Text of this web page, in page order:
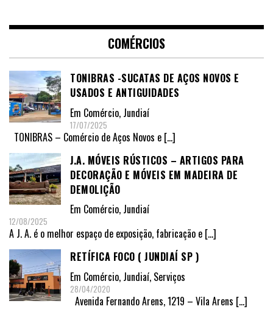
COMÉRCIOS
TONIBRAS -SUCATAS DE AÇOS NOVOS E
USADOS E ANTIGUIDADES
Em Comércio, Jundiaí
17/07/2025
TONIBRAS – Comércio de Aços Novos e […]
J.A. MÓVEIS RÚSTICOS – ARTIGOS PARA
DECORAÇÃO E MÓVEIS EM MADEIRA DE
DEMOLIÇÃO
Em Comércio, Jundiaí
12/08/2025
A J. A. é o melhor espaço de exposição, fabricação e […]
RETÍFICA FOCO ( JUNDIAÍ SP )
Em Comércio, Jundiaí, Serviços
28/04/2020
Avenida Fernando Arens, 1219 – Vila Arens […]